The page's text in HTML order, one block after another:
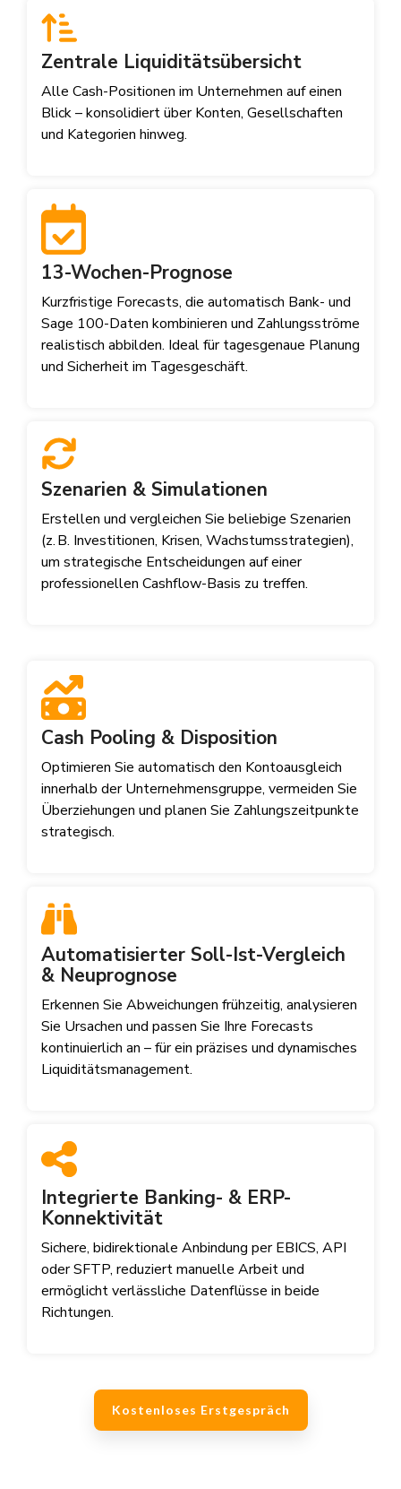
Zentrale Liquiditätsübersicht
Alle Cash-Positionen im Unternehmen auf einen
Blick – konsolidiert über Konten, Gesellschaften
und Kategorien hinweg.
13-Wochen-Prognose
Kurzfristige Forecasts, die automatisch Bank- und
Sage 100-Daten kombinieren und Zahlungsströme
realistisch abbilden. Ideal für tagesgenaue Planung
und Sicherheit im Tagesgeschäft.
Szenarien & Simulationen
Erstellen und vergleichen Sie beliebige Szenarien
(z. B. Investitionen, Krisen, Wachstumsstrategien),
um strategische Entscheidungen auf einer
professionellen Cashflow-Basis zu treffen.
Cash Pooling & Disposition
Optimieren Sie automatisch den Kontoausgleich
innerhalb der Unternehmensgruppe, vermeiden Sie
Überziehungen und planen Sie Zahlungszeitpunkte
strategisch.
Automatisierter Soll-Ist-Vergleich
& Neuprognose
Erkennen Sie Abweichungen frühzeitig, analysieren
Sie Ursachen und passen Sie Ihre Forecasts
kontinuierlich an – für ein präzises und dynamisches
Liquiditätsmanagement.
Integrierte Banking- & ERP-
Konnektivität
Sichere, bidirektionale Anbindung per EBICS, API
oder SFTP, reduziert manuelle Arbeit und
ermöglicht verlässliche Datenflüsse in beide
Richtungen.
Kostenloses Erstgespräch